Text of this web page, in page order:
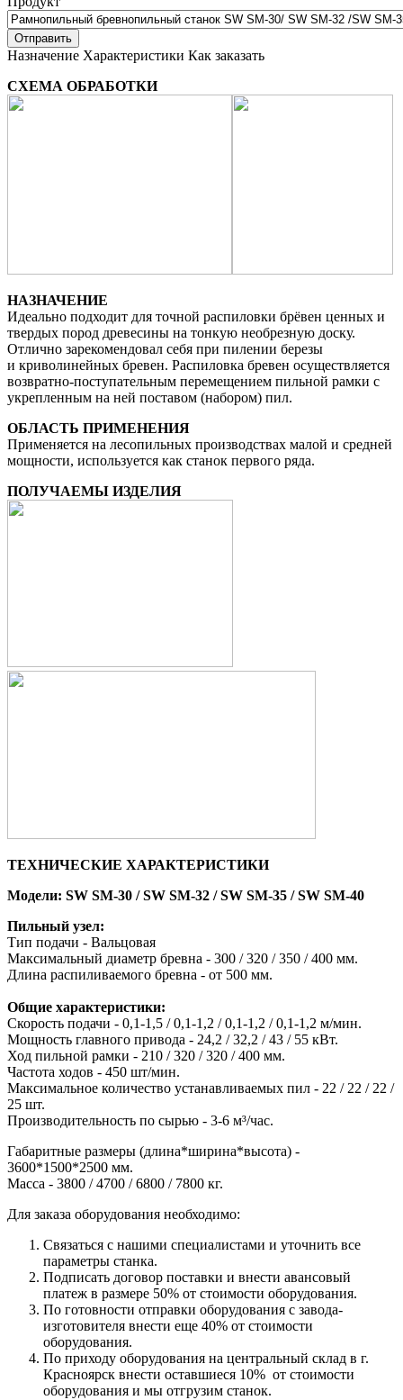
Назначение Характеристики Как заказать
СХЕМА ОБРАБОТКИ
НАЗНАЧЕНИЕ
Идеально подходит для точной распиловки брёвен ценных и
твердых пород древесины на тонкую необрезную доску.
Отлично зарекомендовал себя при пилении березы
и криволинейных бревен. Распиловка бревен осуществляется
возвратно-поступательным перемещением пильной рамки с
укрепленным на ней поставом (набором) пил.
ОБЛАСТЬ ПРИМЕНЕНИЯ
Применяется на лесопильных производствах малой и средней
мощности, используется как станок первого ряда.
ПОЛУЧАЕМЫ ИЗДЕЛИЯ
ТЕХНИЧЕСКИЕ ХАРАКТЕРИСТИКИ
Модели: SW SM-30 / SW SM-32 / SW SM-35 / SW SM-40
Пильный узел:
Тип подачи - Вальцовая
Максимальный диаметр бревна - 300 / 320 / 350 / 400 мм.
Длина распиливаемого бревна - от 500 мм.
Общие характеристики:
Скорость подачи - 0,1-1,5 / 0,1-1,2 / 0,1-1,2 / 0,1-1,2 м/мин.
Мощность главного привода - 24,2 / 32,2 / 43 / 55 кВт.
Ход пильной рамки - 210 / 320 / 320 / 400 мм.
Частота ходов - 450 шт/мин.
Максимальное количество устанавливаемых пил - 22 / 22 / 22 /
25 шт.
Производительность по сырью - 3-6 м³/час.
Габаритные размеры (длина*ширина*высота) -
3600*1500*2500 мм.
Масса - 3800 / 4700 / 6800 / 7800 кг.
Для заказа оборудования необходимо:
Связаться с нашими специалистами и уточнить все
параметры станка.
Подписать договор поставки и внести авансовый
платеж в размере 50% от стоимости оборудования.
По готовности отправки оборудования с завода-
изготовителя внести еще 40% от стоимости
оборудования.
По приходу оборудования на центральный склад в г.
Красноярск внести оставшиеся 10% от стоимости
оборудования и мы отгрузим станок.